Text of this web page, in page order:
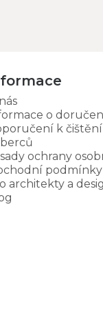
o
k
ochrany
podmínky
architekty a